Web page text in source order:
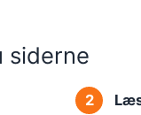
siderne